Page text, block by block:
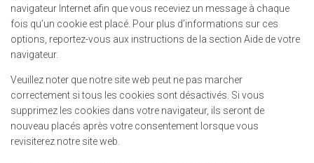
navigateur Internet afin que vous receviez un message à chaque
fois qu’un cookie est placé. Pour plus d’informations sur ces
options, reportez-vous aux instructions de la section Aide de votre
navigateur.
Veuillez noter que notre site web peut ne pas marcher
correctement si tous les cookies sont désactivés. Si vous
supprimez les cookies dans votre navigateur, ils seront de
nouveau placés après votre consentement lorsque vous
revisiterez notre site web.